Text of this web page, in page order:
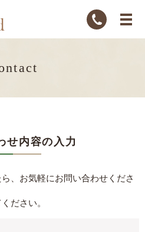
せ内容の入力
、お気軽にお問い合わせくださ
ださい。